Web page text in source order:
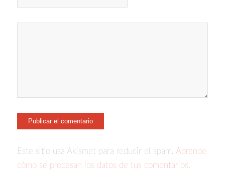
Este sitio usa Akismet para reducir el spam. Aprende
cómo se procesan los datos de tus comentarios.